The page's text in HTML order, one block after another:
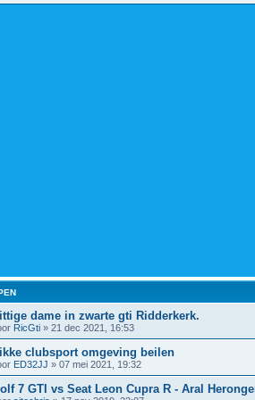
dame in zwarte gti Ridderkerk.
RicGti » 21 dec 2021, 16:53
clubsport omgeving beilen
ED32JJ » 07 mei 2021, 19:32
7 GTI vs Seat Leon Cupra R - Aral